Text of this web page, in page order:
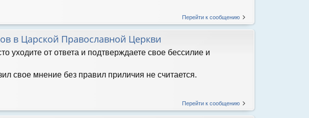
Перейти к сообщению
в Царской Православной Церкви
уходите от ответа и подтверждаете свое бессилие и
свое мнение без правил приличия не считается.
Перейти к сообщению